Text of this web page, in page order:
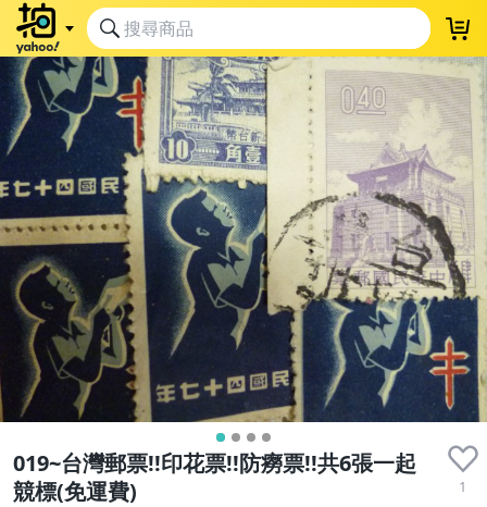
019~台灣郵票!!印花票!!防癆票!!共6張一起
競標(免運費)
1